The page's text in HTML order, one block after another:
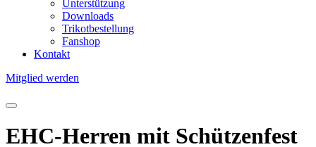
Unterstützung
Downloads
Trikotbestellung
Fanshop
Kontakt
Mitglied werden
EHC-Herren mit Schützenfest